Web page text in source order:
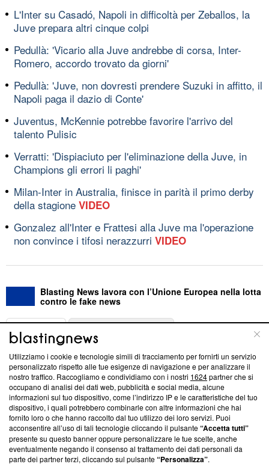
L'Inter su Casadó, Napoli in difficoltà per Zeballos, la
Juve prepara altri cinque colpi
Pedullà: 'Vicario alla Juve andrebbe di corsa, Inter-
Romero, accordo trovato da giorni'
Pedullà: 'Juve, non dovresti prendere Suzuki in affitto, il
Napoli paga il dazio di Conte'
Juventus, McKennie potrebbe favorire l'arrivo del
talento Pulisic
Verratti: 'Dispiaciuto per l'eliminazione della Juve, in
Champions gli errori li paghi'
Milan-Inter in Australia, finisce in parità il primo derby
della stagione VIDEO
Gonzalez all'Inter e Frattesi alla Juve ma l'operazione
non convince i tifosi nerazzurri VIDEO
Blasting News lavora con l’Unione Europea nella lotta
contro le fake news
ABOUT
Questa sezione offre informazioni trasparenti su Blasting
News, sui nostri processi editoriali e su come ci impegniamo a
creare news di qualità. Inoltre, afferma la nostra aderenza a
‘Trust Project - News with Integrity’Blasting News non è
ancora membro del programma, ma ha richiesto di farne
parte; Trust Project non ha ancora effettuato una verifica di
conformità agli standard.
Utilizziamo i cookie e tecnologie simili di tracciamento per fornirti un servizio
personalizzato rispetto alle tue esigenze di navigazione e per analizzare il
nostro traffico. Raccogliamo e condividiamo con i nostri 1624partner che si
occupano di analisi dei dati web, pubblicità e social media, alcune
informazioni sul tuo dispositivo, come l’indirizzo IP e le caratteristiche del tuo
dispositivo, i quali potrebbero combinarle con altre informazioni che hai
fornito loro o che hanno raccolto dal tuo utilizzo dei loro servizi. Puoi
acconsentire all’uso di tali tecnologie cliccando il pulsante“Accetta tutti”
presente su questo banner oppure personalizzare le tue scelte, anche
eventualmente negando il consenso al trattamento dei dati personali da
parte dei partner terzi, cliccando sul pulsante“Personalizza”.